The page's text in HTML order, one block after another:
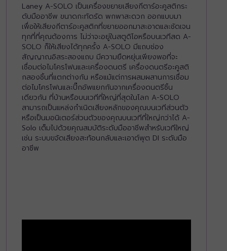
Laney A-SOLO เป็นเครื่องขยายเสียงกีตาร์อะคูสติกระ
ดับมืออาชีพ ขนาดกะทัดรัด พกพาสะดวก ออกแบบมา
เพื่อให้เสียงกีตาร์อะคูสติกที่ขยายออกมาสะอาดและชัดเจน
ทุกที่ที่คุณต้องการ ไม่ว่าจะอยู่ในสตูดิโอหรือบนเวทีสด A-
SOLO ก็ให้เสียงได้ทุกครั้ง A-SOLO มีแถบช่อง
สัญญาณอิสระสองแถบ มีความยืดหยุ่นเพียงพอที่จะ
เชื่อมต่อไมโครโฟนและเครื่องดนตรี เครื่องดนตรีอะคูสติ
กสองชิ้นที่แตกต่างกัน หรือแม้แต่การผสมผสานการเชื่อม
ต่อไมโครโฟนและปิ๊กอัพแยกกันจากเครื่องดนตรีชิ้น
เดียวกัน ที่บ้านหรือบนเวทีที่ใหญ่ที่สุดในโลก A-SOLO
สามารถเป็นแหล่งกำเนิดเสียงหลักของคุณบนเวทีส่วนตัว
หรือเป็นมอนิเตอร์ส่วนตัวของคุณบนเวทีที่ใหญ่กว่าได้ A-
Solo เต็มไปด้วยคุณสมบัติระดับมืออาชีพสำหรับเวทีใหญ่
เช่น ระบบขจัดเสียงสะท้อนกลับและเอาต์พุต DI ระดับมือ
อาชีพ